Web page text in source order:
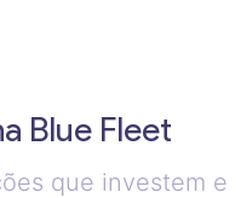
Blue Fleet
que investem e